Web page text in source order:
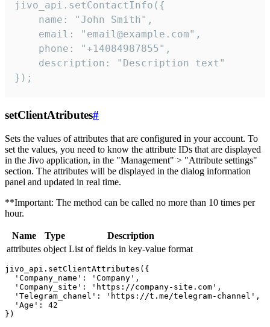
jivo_api.setContactInfo({
    name: "John Smith",
    email: "email@example.com",
    phone: "+14084987855",
    description: "Description text"
});
setClientAtributes#
Sets the values ​​of attributes that are configured in your account. To
set the values, you need to know the attribute IDs that are displayed
in the Jivo application, in the "Management" > "Attribute settings"
section. The attributes will be displayed in the dialog information
panel and updated in real time.
**Important: The method can be called no more than 10 times per
hour.
Name Type
Description
attributes object List of fields in key-value format
jivo_api.setClientAttributes({
  'Company_name': 'Company',
  'Company_site': 'https://company-site.com',
  'Telegram_chanel': 'https://t.me/telegram-channel',
  'Age': 42